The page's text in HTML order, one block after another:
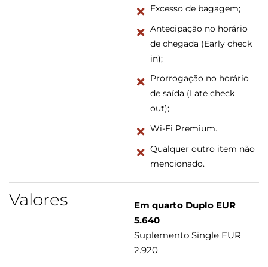
Excesso de bagagem;
Antecipação no horário
de chegada (Early check
in);
Prorrogação no horário
de saída (Late check
out);
Wi-Fi Premium.
Qualquer outro item não
mencionado.
Valores
Em quarto Duplo EUR
5.640
Suplemento Single EUR
2.920